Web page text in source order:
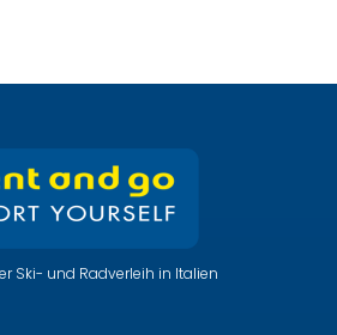
Ski- und Radverleih in Italien